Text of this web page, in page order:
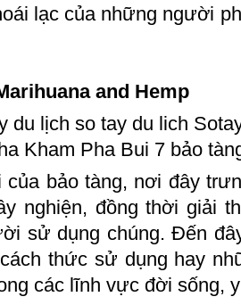
lạc của những người
and Hemp
bảo tàng, nơi đây
nghiện, đồng thời giải
sử dụng chúng. Đến
thức sử dụng hay
các lĩnh vực đời sống,